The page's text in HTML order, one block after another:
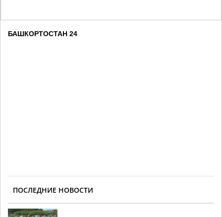
БАШКОРТОСТАН 24
ПОСЛЕДНИЕ НОВОСТИ